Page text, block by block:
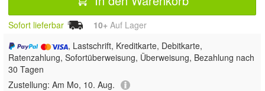
Sofort lieferbar 10+ Auf Lager
, Lastschrift, Kreditkarte, Debitkarte,
Ratenzahlung, Sofortüberweisung, Überweisung, Bezahlung nach
30 Tagen
Zustellung: Am Mo, 10. Aug.